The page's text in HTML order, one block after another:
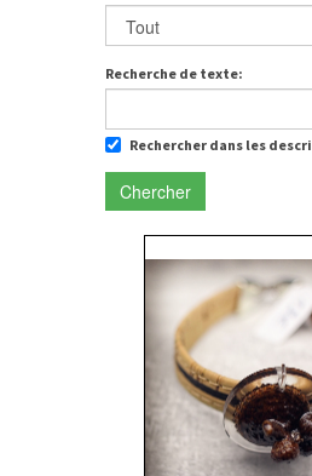
Recherche de texte:
Rechercher dans les
Chercher